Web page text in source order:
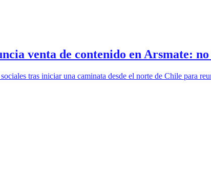
venta de contenido en Arsmate:
tras iniciar una caminata desde el norte de Chile para